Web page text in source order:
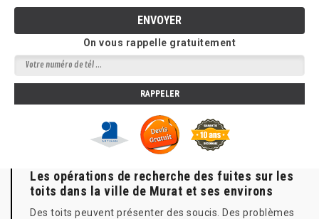
On vous rappelle gratuitement
Les opérations de recherche des fuites sur les
toits dans la ville de Murat et ses environs
Des toits peuvent présenter des soucis. Des problèmes